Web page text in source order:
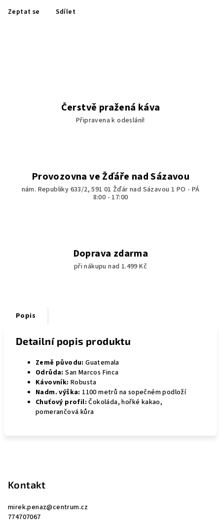
Zeptat se Sdílet
Čerstvě pražená káva
Připravena k odeslání!
Provozovna ve Žďáře nad Sázavou
nám. Republiky 633/2, 591 01 Žďár nad Sázavou 1 PO - PÁ
8:00 - 17:00
Doprava zdarma
při nákupu nad 1.499 Kč
Popis
Detailní popis produktu
Země původu: Guatemala
Odrůda: San Marcos Finca
Kávovník: Robusta
Nadm. výška: 1100 metrů na sopečném podloží
Chuťový profil: Čokoláda, hořké kakao,
pomerančová kůra
Kontakt
mirek.penaz@centrum.cz
774707067